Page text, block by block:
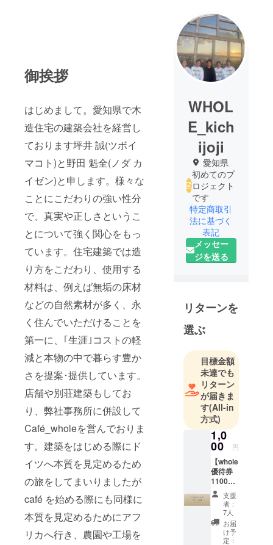
御挨拶
はじめまして。愛知県で木
造住宅の建築会社を経営し
ております坪井 誠(ツボイ
マコト)と野田 魁全(ノダ カ
イゼン)と申します。様々な
ことにこだわりの強い性分
で、真実や正しさというこ
とについて強く関心をもっ
ています。住宅建築では造
り方をこだわり、使用する
材料は、例えば無垢の床材
などの自然素材が多く、永
く住んでいただけることを
第一に、｢生涯｣コストの軽
減と本物の中で暮らす豊か
さを提案･提供しています。
店舗や別荘建築もしてお
り、弊社事務所に併設して
Café_wholeを営んでおりま
す。建築をはじめる際にド
イツへ本質を見定めるため
の旅をしてまいりましたが
café を始める際にも同様に
本質を見定めるためにアフ
リカへ行き、農園や工場を
WHOL
E_kich
ijoji
愛知県
初めてのプ
ロジェクト
です
特定商取引
法に基づく
表記
メッセー
ジを送る
リターンを
選ぶ
目標金額
未達でも
リターン
が届きま
す(All-in
方式)
1,0
00 円
【whole
優待券
1100円
分】
whole愛
知野間
本店と
whole東
京吉祥
支援
者：
7人
お届
け予
定：